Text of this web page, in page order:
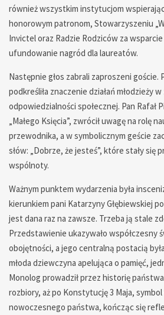
również wszystkim instytucjom
honorowym patronom, Stowarzyszeniu
Invictel oraz Radzie Rodziców za
ufundowanie nagród dla laureatów.
Następnie głos zabrali zaproszeni goście.
podkreśliła znaczenie działań młodzieży
odpowiedzialności społecznej. Pan Rafał
„Małego Księcia”, zwrócił uwagę na rolę
przewodnika, a w symbolicznym geście
słów: „Dobrze, że jesteś”, które stały się
wspólnoty.
Ważnym punktem wydarzenia była
kierunkiem pani Katarzyny Głębiewskiej
jest dana raz na zawsze. Trzeba ją stale
Przedstawienie ukazywało współczesny
obojętności, a jego centralną postacią
młoda dziewczyna apelująca o pamięć,
Monolog prowadził przez historię
rozbiory, aż po Konstytucję 3 Maja,
nowoczesnego państwa, kończąc się